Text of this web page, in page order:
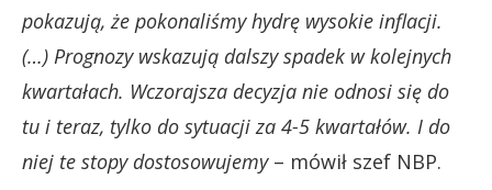
pokazują, że pokonaliśmy hydrę wysokie inflacji.
(…) Prognozy wskazują dalszy spadek w kolejnych
kwartałach. Wczorajsza decyzja nie odnosi się do
tu i teraz, tylko do sytuacji za 4-5 kwartałów. I do
niej te stopy dostosowujemy– mówił szef NBP.